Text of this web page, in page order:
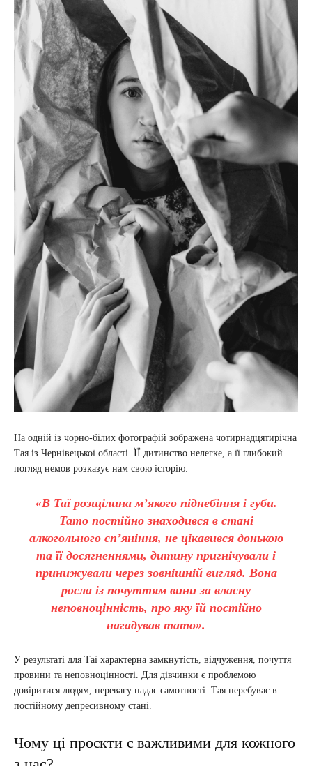
На одній із чорно-білих фотографій зображена чотирнадцятирічна
Тая із Чернівецької області. ЇЇ дитинство нелегке, а її глибокий
погляд немов розказує нам свою історію:
«В Таї розщілина м’якого піднебіння і губи.
Тато постійно знаходився в стані
алкогольного сп’яніння, не цікавився донькою
та її досягненнями, дитину пригнічували і
принижували через зовнішній вигляд. Вона
росла із почуттям вини за власну
неповноцінність, про яку їй постійно
нагадував тато».
У результаті для Таї характерна замкнутість, відчуження, почуття
провини та неповноцінності. Для дівчинки є проблемою
довіритися людям, перевагу надає самотності. Тая перебуває в
постійному депресивному стані.
Чому ці проєкти є важливими для кожного